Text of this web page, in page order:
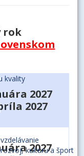
kvality
kultúru a šport
rok
2027
2027
2027